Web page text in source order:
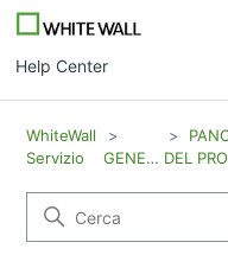
Help Center
WhiteWall
Servizio
GENERALE
DEL